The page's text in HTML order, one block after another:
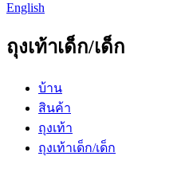
English
ถุงเท้าเด็ก/เด็ก
บ้าน
สินค้า
ถุงเท้า
ถุงเท้าเด็ก/เด็ก